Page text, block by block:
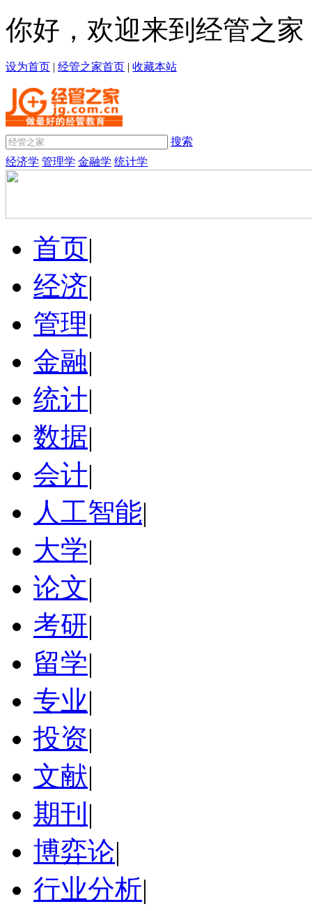
你好，欢迎来到经管之家
设为首页 | 经管之家首页 | 收藏本站
搜索
经济学 管理学 金融学 统计学
首页|
经济|
管理|
金融|
统计|
数据|
会计|
人工智能|
大学|
论文|
考研|
留学|
专业|
投资|
文献|
期刊 |
博弈论|
行业分析|